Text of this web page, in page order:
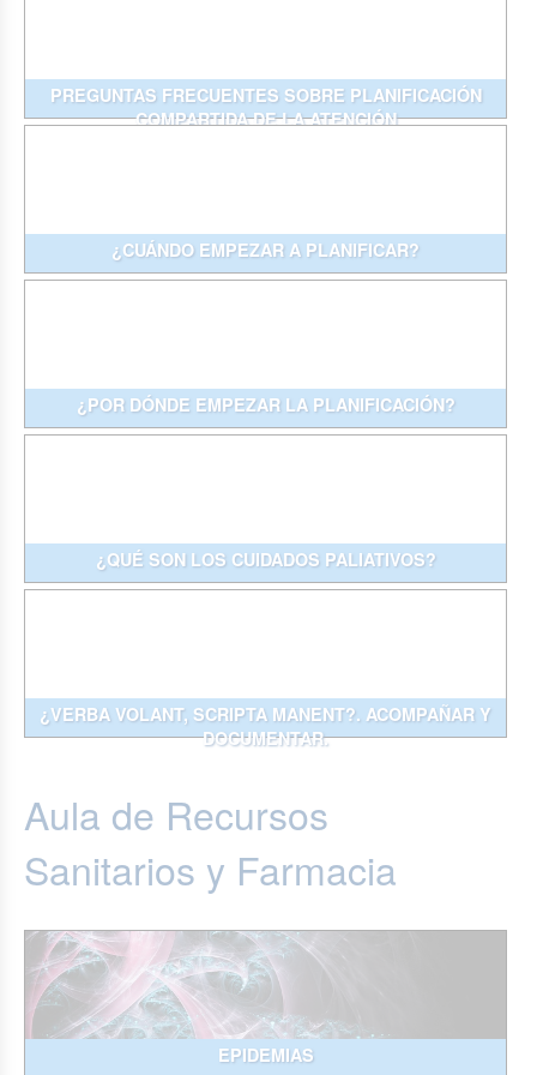
PREGUNTAS FRECUENTES SOBRE PLANIFICACIÓN
COMPARTIDA DE LA ATENCIÓN
¿CUÁNDO EMPEZAR A PLANIFICAR?
¿POR DÓNDE EMPEZAR LA PLANIFICACIÓN?
¿QUÉ SON LOS CUIDADOS PALIATIVOS?
¿VERBA VOLANT, SCRIPTA MANENT?. ACOMPAÑAR Y
DOCUMENTAR.
Aula de Recursos
Sanitarios y Farmacia
EPIDEMIAS